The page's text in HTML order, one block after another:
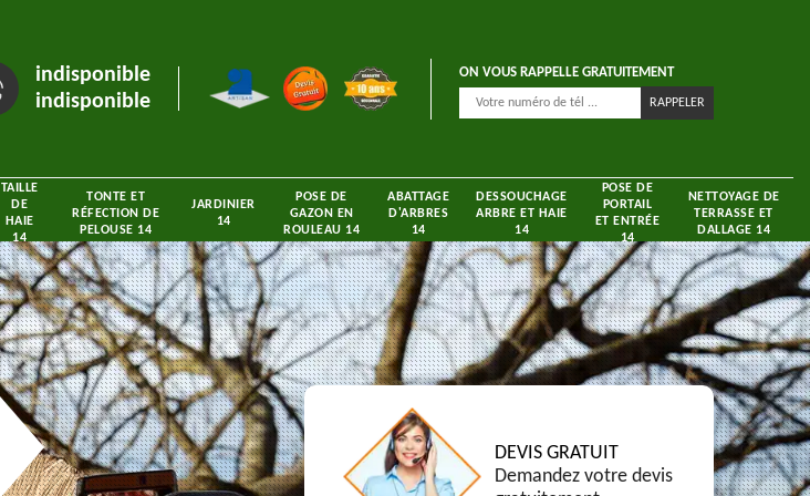
indisponible
indisponible
ON VOUS RAPPELLE GRATUITEMENT
TAILLE
DE
HAIE
14
TONTE ET
RÉFECTION DE
PELOUSE 14
JARDINIER
14
POSE DE
GAZON EN
ROULEAU 14
ABATTAGE
D'ARBRES
14
DESSOUCHAGE
ARBRE ET HAIE
14
POSE DE
PORTAIL
ET ENTRÉE
14
NETTOYAGE DE
TERRASSE ET
DALLAGE 14
DEVIS GRATUIT
Demandez votre devis